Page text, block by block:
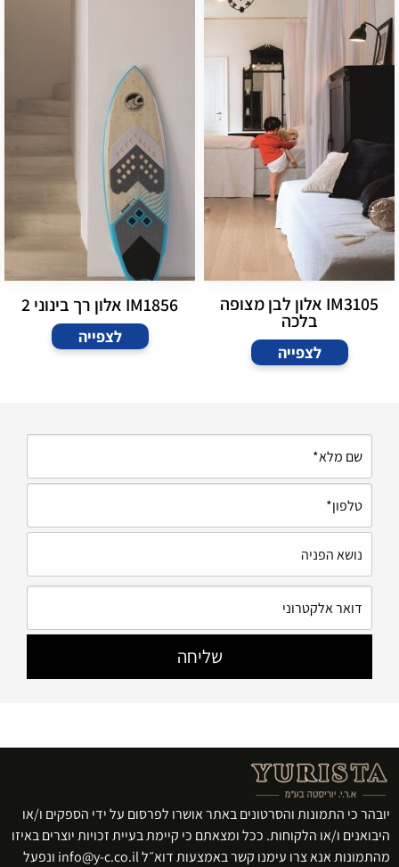
IM3105 אלון לבן מצופה
בלכה
לצפייה
IM1856 אלון רך בינוני 2
לצפייה
יובהר כי התמונות והסרטונים באתר אושרו לפרסום על ידי הספקים ו/או
היבואנים ו/או הלקוחות. ככל ומצאתם כי קיימת בעיית זכויות יוצרים באיזו
מהתמונות אנא צרו עימנו קשר באמצעות דוא״ל info@y-c.co.il ונפעל